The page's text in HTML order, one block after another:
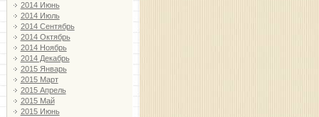
2014 Июнь
2014 Июль
2014 Сентябрь
2014 Октябрь
2014 Ноябрь
2014 Декабрь
2015 Январь
2015 Март
2015 Апрель
2015 Май
2015 Июнь